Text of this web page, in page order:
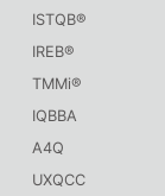
ISTQB®
IREB®
TMMi®
IQBBA
A4Q
UXQCC